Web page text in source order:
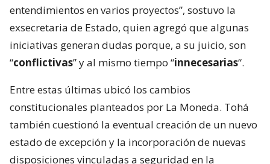
entendimientos en varios proyectos”, sostuvo la
exsecretaria de Estado, quien agregó que algunas
iniciativas generan dudas porque, a su juicio, son
“conflictivas” y al mismo tiempo “innecesarias“.
Entre estas últimas ubicó los cambios
constitucionales planteados por La Moneda. Tohá
también cuestionó la eventual creación de un nuevo
estado de excepción y la incorporación de nuevas
disposiciones vinculadas a seguridad en la